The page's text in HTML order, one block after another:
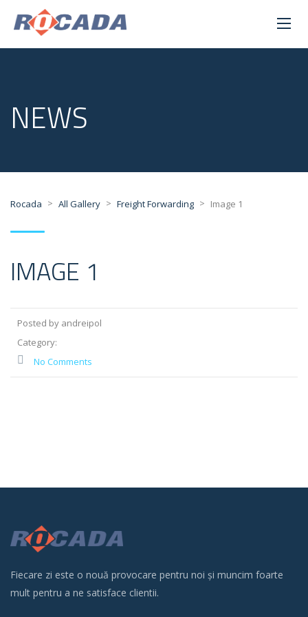
NEWS
Rocada > All Gallery > Freight Forwarding > Image 1
IMAGE 1
Posted by andreipol
Category:
No Comments
Fiecare zi este o nouă provocare pentru noi și muncim foarte
mult pentru a ne satisface clientii.